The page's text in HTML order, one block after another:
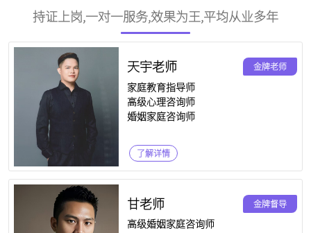
持证上岗,一对一服务,效果为王,平均从业多年
天宇老师 金牌老师
家庭教育指导师
高级心理咨询师
婚姻家庭咨询师
了解详情
甘老师 金牌督导
高级婚姻家庭咨询师